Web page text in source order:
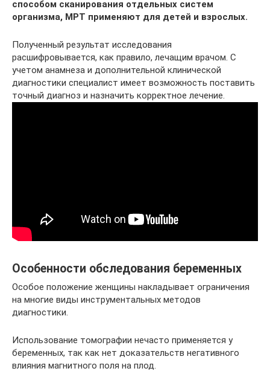
способом сканирования отдельных систем
организма, МРТ применяют для детей и взрослых.
Полученный результат исследования
расшифровывается, как правило, лечащим врачом. С
учетом анамнеза и дополнительной клинической
диагностики специалист имеет возможность поставить
точный диагноз и назначить корректное лечение.
Особенности обследования беременных
Особое положение женщины накладывает ограничения
на многие виды инструментальных методов
диагностики.
Использование томографии нечасто применяется у
беременных, так как нет доказательств негативного
влияния магнитного поля на плод.